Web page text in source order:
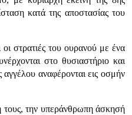
κατά της αποστασίας του
στρατιές του ουρανού με ένα
στο θυσιαστήριο και
αναφέρονται εις οσμήν
τους, την υπεράνθρωπη άσκησή